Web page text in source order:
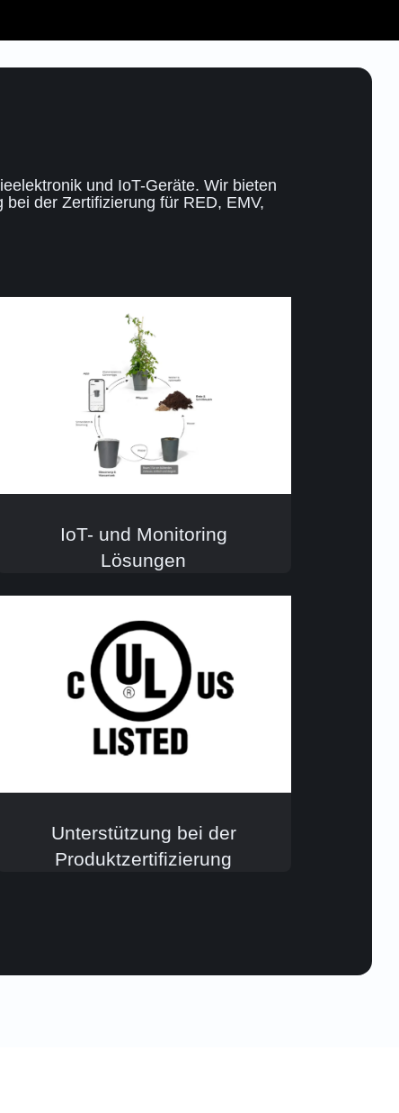
und IoT-Geräte. Wir bieten
der Zertifizierung für RED, EMV,
IoT- und Monitoring
Lösungen
Unterstützung bei der
Produktzertifizierung